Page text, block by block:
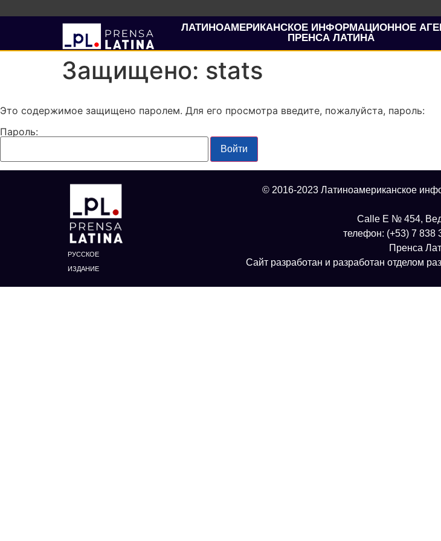
ЛАТИНОАМЕРИКАНСКОЕ ИНФОРМАЦИОННОЕ
ПРЕНСА ЛАТИНА
Защищено: stats
Это содержимое защищено паролем. Для его просмотра введите, пожалуйста, пароль:
Пароль:
РУССКОЕ
ИЗДАНИЕ
© 2016-2023 Латиноамериканское
Calle E № 454,
телефон: (+53) 7 838
Пренса
Сайт разработан и разработан отделом